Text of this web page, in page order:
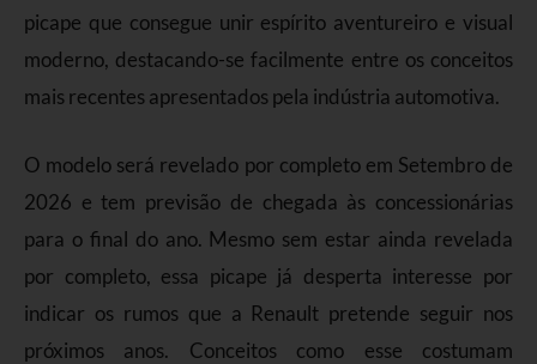
picape que consegue unir espírito aventureiro e visual
moderno, destacando-se facilmente entre os conceitos
mais recentes apresentados pela indústria automotiva.
O modelo será revelado por completo em Setembro de
2026 e tem previsão de chegada às concessionárias
para o final do ano. Mesmo sem estar ainda revelada
por completo, essa picape já desperta interesse por
indicar os rumos que a Renault pretende seguir nos
próximos anos. Conceitos como esse costumam